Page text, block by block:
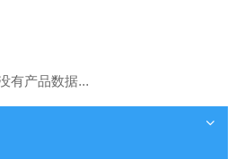
有产品数据...